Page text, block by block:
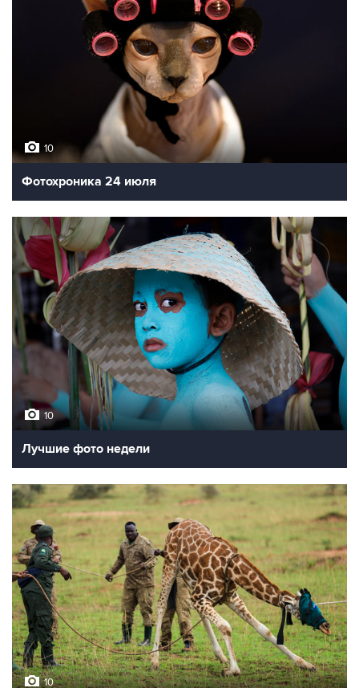
10
Фотохроника 24 июля
10
Лучшие фото недели
10